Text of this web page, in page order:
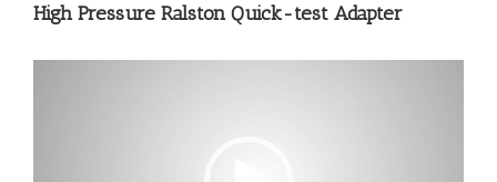
High Pressure Ralston Quick-test Adapter